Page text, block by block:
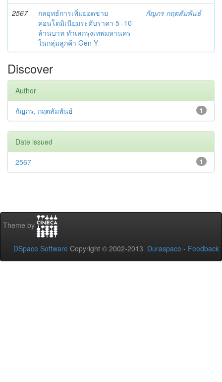
2567
กลยุทธ์การเพิ่มยอดขาย
คอนโดมิเนียมระดับราคา 5 -10
ล้านบาท ทำเลกรุงเทพมหานคร
ในกลุ่มลูกค้า Gen Y
กัญภร กฤตสัมพันธ์
Discover
Author
1
กัญภร, กฤตสัมพันธ์
Date issued
1
2567
Theme by
DSpace Software Copyright © 2002-2013 Duraspace - Feedback